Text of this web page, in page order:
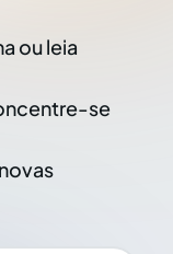
ou leia
se